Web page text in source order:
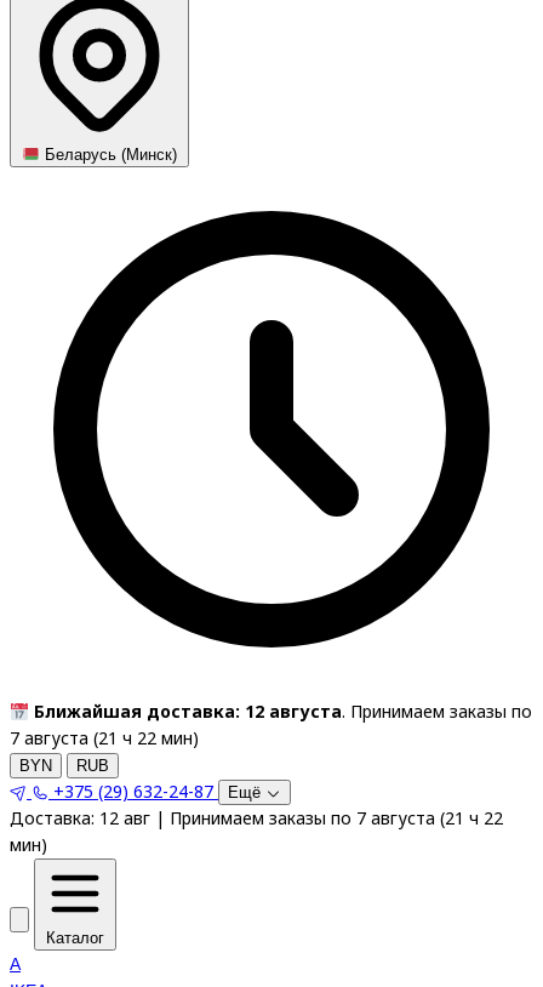
Беларусь (Минск)
Ближайшая доставка: 12 августа. Принимаем заказы по
7 августа (21 ч 22 мин)
BYN RUB
+375 (29) 632-24-87 Ещё
Доставка: 12 авг | Принимаем заказы по 7 августа (21 ч 22
мин)
Каталог
A